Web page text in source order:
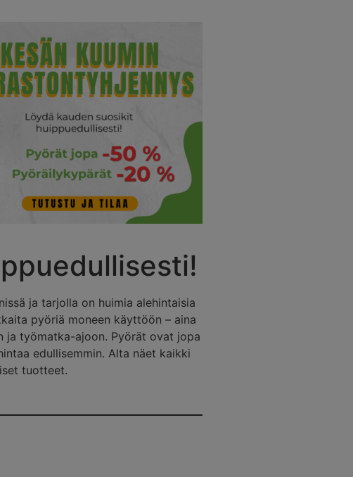
ja tarjolla on huimia alehintaisia
pyöriä moneen käyttöön – aina
ja työmatka-ajoon. Pyörät ovat jopa
edullisemmin. Alta näet kaikki
tuotteet.